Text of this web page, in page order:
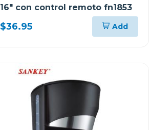
16" con control remoto fn1853
$36.95 Add